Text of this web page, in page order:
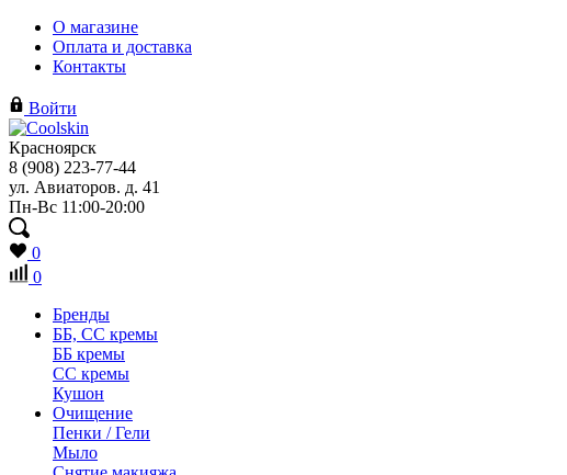
О магазине
Оплата и доставка
Контакты
Войти
Красноярск
8 (908) 223-77-44
ул. Авиаторов. д. 41
Пн-Вс 11:00-20:00
0
0
Бренды
ББ, СС кремы
ББ кремы
CC кремы
Кушон
Очищение
Пенки / Гели
Мыло